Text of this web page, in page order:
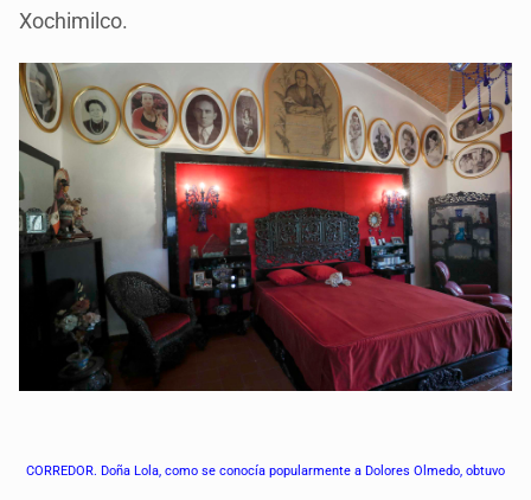
Xochimilco.
CORREDOR. Doña Lola, como se conocía popularmente a Dolores Olmedo, obtuvo